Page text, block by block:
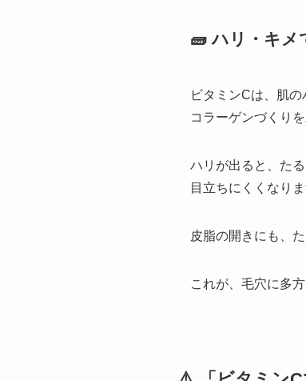
🧱 ハリ・キメ
ビタミンCは、肌の
コラーゲンづくり
ハリが出ると、た
目立ちにくくなりま
皮脂の開きにも、
これが、毛穴に多